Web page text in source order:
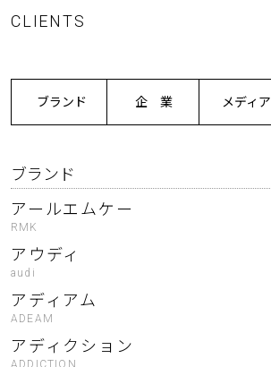
CLIENTS
ブランド 企 業 メディア
ブランド
アールエムケー
RMK
アウディ
audi
アディアム
ADEAM
アディクション
ADDICTION